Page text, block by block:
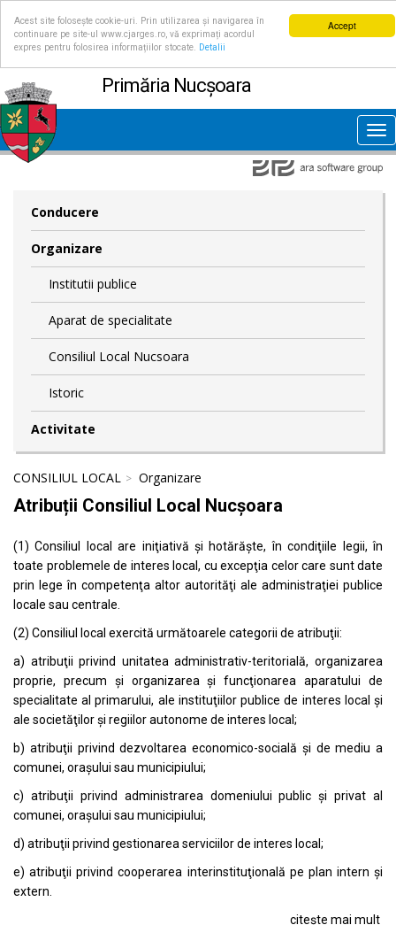
Accept
Acest site folosește cookie-uri. Prin utilizarea și navigarea în
continuare pe site-ul www.cjarges.ro, vă exprimați acordul
expres pentru folosirea informațiilor stocate.
Detalii
Primăria Nucșoara
Conducere
Organizare
Institutii publice
Aparat de specialitate
Consiliul Local Nucsoara
Istoric
Activitate
CONSILIUL LOCAL Organizare
Atribuții Consiliul Local Nucșoara
(1) Consiliul local are iniţiativă şi hotărăşte, în condiţiile legii, în
toate problemele de interes local, cu excepţia celor care sunt date
prin lege în competenţa altor autorităţi ale administraţiei publice
locale sau centrale.
(2) Consiliul local exercită următoarele categorii de atribuţii:
a) atribuţii privind unitatea administrativ-teritorială, organizarea
proprie, precum şi organizarea şi funcţionarea aparatului de
specialitate al primarului, ale instituţiilor publice de interes local şi
ale societăţilor şi regiilor autonome de interes local;
b) atribuţii privind dezvoltarea economico-socială şi de mediu a
comunei, oraşului sau municipiului;
c) atribuţii privind administrarea domeniului public şi privat al
comunei, oraşului sau municipiului;
d) atribuţii privind gestionarea serviciilor de interes local;
e) atribuţii privind cooperarea interinstituţională pe plan intern şi
extern.
citește mai mult